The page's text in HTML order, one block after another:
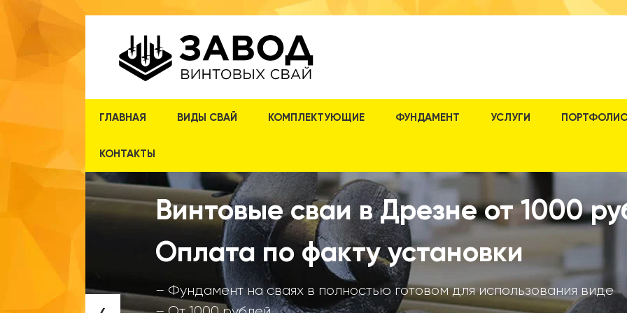
ГЛАВНАЯ ВИДЫ СВАЙ КОМПЛЕКТУЮЩИЕ ФУНДАМЕНТ УСЛУГИ
КОНТАКТЫ
Винтовые сваи в Дрезне от 1000
Оплата по факту установки
– Фундамент на сваях в полностью готовом для использования виде